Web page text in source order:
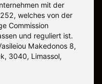
mit der
welches von der
Commission
und reguliert ist.
Makedonos 8,
3040, Limassol,